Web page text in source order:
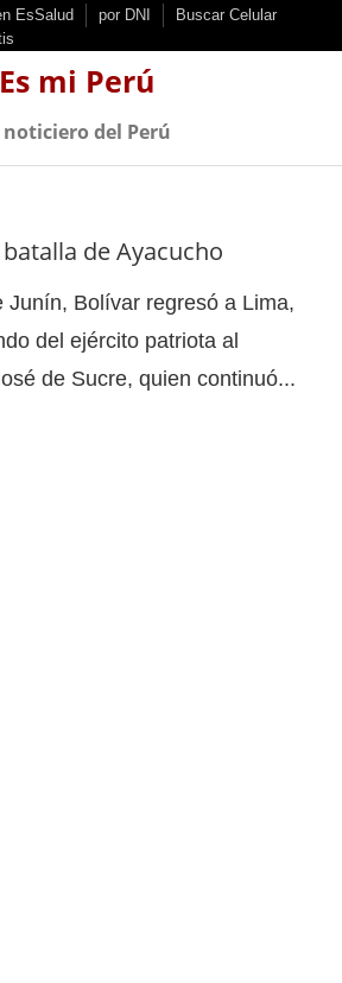
EsSalud por DNI
Buscar Celular
Es mi Perú
noticiero del Perú
de Ayacucho
Junín, Bolívar regresó a Lima,
del ejército patriota al
de Sucre, quien continuó...